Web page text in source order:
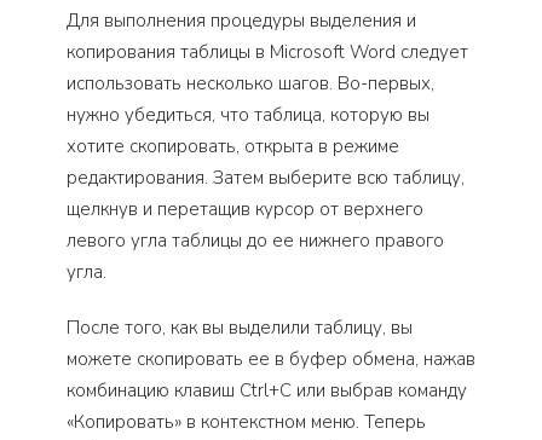
Для выполнения процедуры выделения и
копирования таблицы в Microsoft Word следует
использовать несколько шагов. Во-первых,
нужно убедиться, что таблица, которую вы
хотите скопировать, открыта в режиме
редактирования. Затем выберите всю таблицу,
щелкнув и перетащив курсор от верхнего
левого угла таблицы до ее нижнего правого
угла.
После того, как вы выделили таблицу, вы
можете скопировать ее в буфер обмена, нажав
комбинацию клавиш Ctrl+C или выбрав команду
«Копировать» в контекстном меню. Теперь